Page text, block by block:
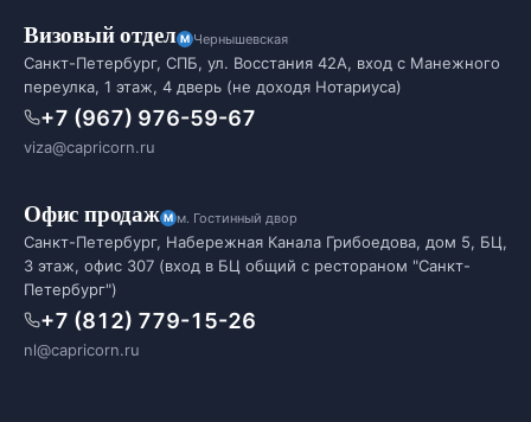
Визовый отдел Чернышевская
Санкт-Петербург, СПБ, ул. Восстания 42А, вход с Манежного
переулка, 1 этаж, 4 дверь (не доходя Нотариуса)
+7 (967) 976-59-67
viza@capricorn.ru
Офис продаж м. Гостинный двор
Санкт-Петербург, Набережная Канала Грибоедова, дом 5, БЦ,
3 этаж, офис 307 (вход в БЦ общий с рестораном "Санкт-
Петербург")
+7 (812) 779-15-26
nl@capricorn.ru